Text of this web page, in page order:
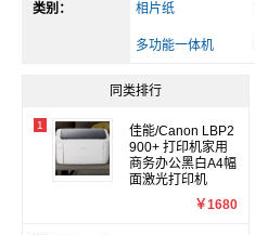
斑马
爱立熊
类别： 相片纸
多功能一体机
其他电脑配件
同类排行
1
佳能/Canon LBP2
900+ 打印机家用
商务办公黑白A4幅
面激光打印机
￥1680